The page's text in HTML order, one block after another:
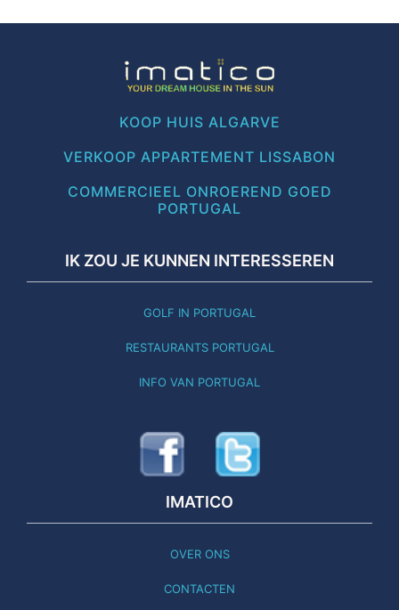
KOOP HUIS ALGARVE
VERKOOP APPARTEMENT LISSABON
COMMERCIEEL ONROEREND GOED
PORTUGAL
IK ZOU JE KUNNEN INTERESSEREN
GOLF IN PORTUGAL
RESTAURANTS PORTUGAL
INFO VAN PORTUGAL
IMATICO
OVER ONS
CONTACTEN